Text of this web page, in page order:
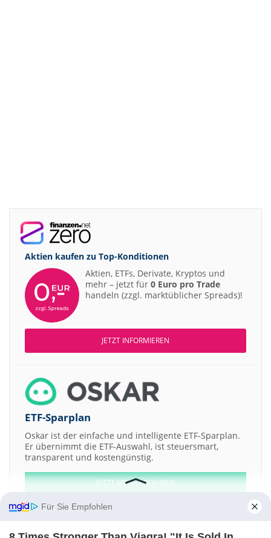
Aktien kaufen zu Top-Konditionen
Aktien, ETFs, Derivate, Kryptos und
mehr – jetzt für 0 Euro pro Trade
handeln (zzgl. marktüblicher Spreads)!
JETZT INFORMIEREN
ETF-Sparplan
Oskar ist der einfache und intelligente ETF-Sparplan.
Er übernimmt die ETF-Auswahl, ist steuersmart,
transparent und kostengünstig.
JETZT MEHR ERFAHREN
Für Sie Empfohlen